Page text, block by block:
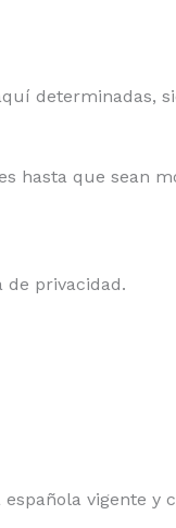
determinadas,
hasta que sean
de privacidad.
española vigente y